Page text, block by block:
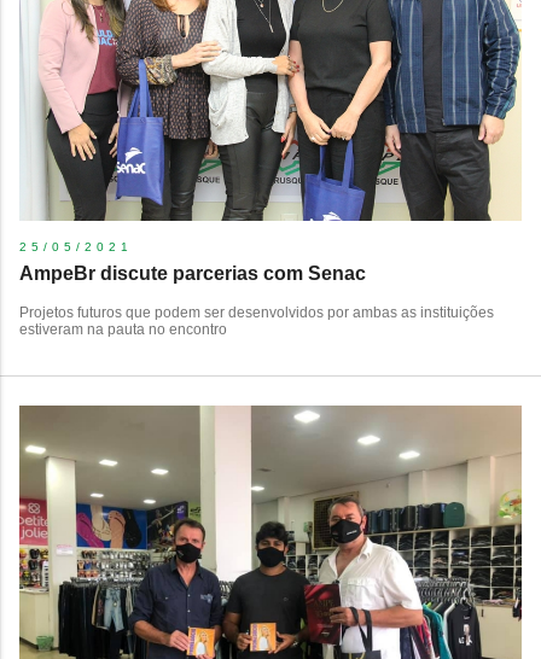
25/05/2021
AmpeBr discute parcerias com Senac
Projetos futuros que podem ser desenvolvidos por ambas as instituições
estiveram na pauta no encontro